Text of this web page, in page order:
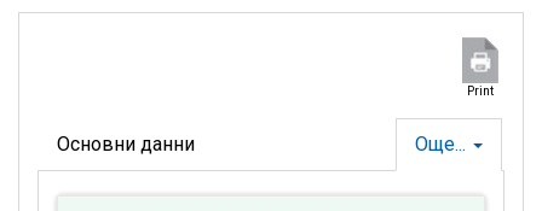
Print
Още...
Основни данни